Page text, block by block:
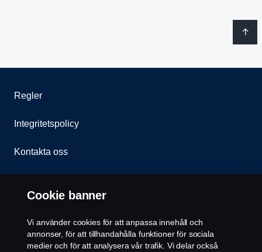
Regler
Integritetspolicy
Kontakta oss
Cookie-inställningar
Cookie banner
Vi använder cookies för att anpassa innehåll och
annonser, för att tillhandahålla funktioner för sociala
medier och för att analysera vår trafik. Vi delar också